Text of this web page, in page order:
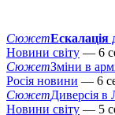
СюжетЕскалація
Новини світу — 6
СюжетЗміни в
Росія новини — 6
СюжетДиверсія в
Новини світу — 5